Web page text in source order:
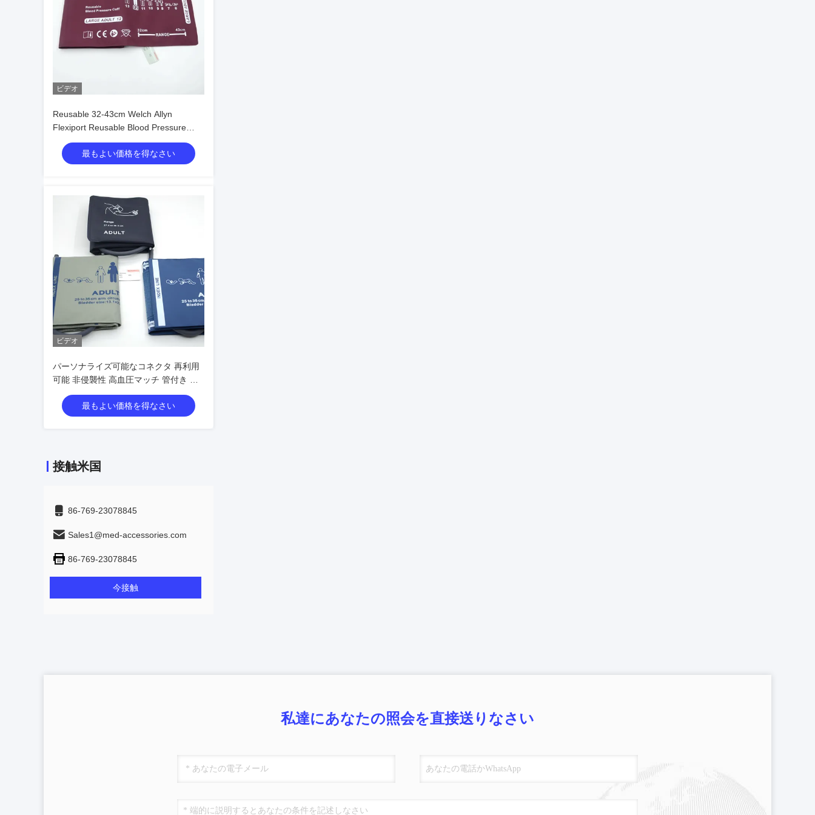
ビデオ
Reusable 32-43cm Welch Allyn
Flexiport Reusable Blood Pressure
Cuffs 12 Large Adult
最もよい価格を得なさい
ビデオ
パーソナライズ可能なコネクタ 再利用
可能 非侵襲性 高血圧マッチ 管付き 成
人から新生児
最もよい価格を得なさい
接触米国
86-769-23078845
Sales1@med-accessories.com
86-769-23078845
今接触
私達にあなたの照会を直接送りなさい